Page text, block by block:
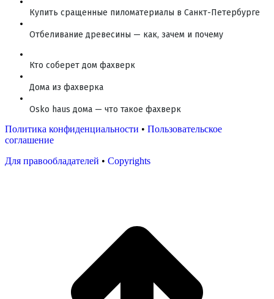
Купить сращенные пиломатериалы в Санкт-Петербурге
Отбеливание древесины — как, зачем и почему
Кто соберет дом фахверк
Дома из фахверка
Osko haus дома — что такое фахверк
Политика конфиденциальности • Пользовательское
соглашение
Для правообладателей • Copyrights